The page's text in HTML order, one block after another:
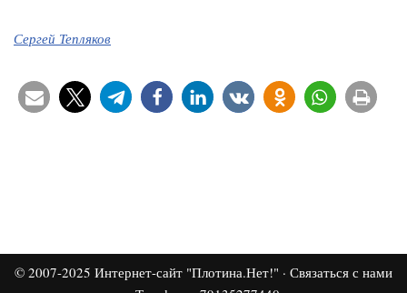
Сергей Тепляков
© 2007-2025 Интернет-сайт "Плотина.Нет!" · Связаться с нами